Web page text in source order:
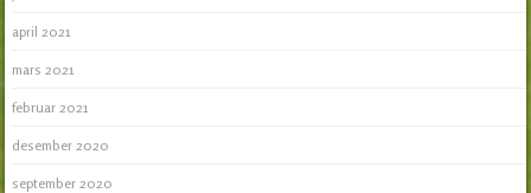
april 2021
mars 2021
februar 2021
desember 2020
september 2020